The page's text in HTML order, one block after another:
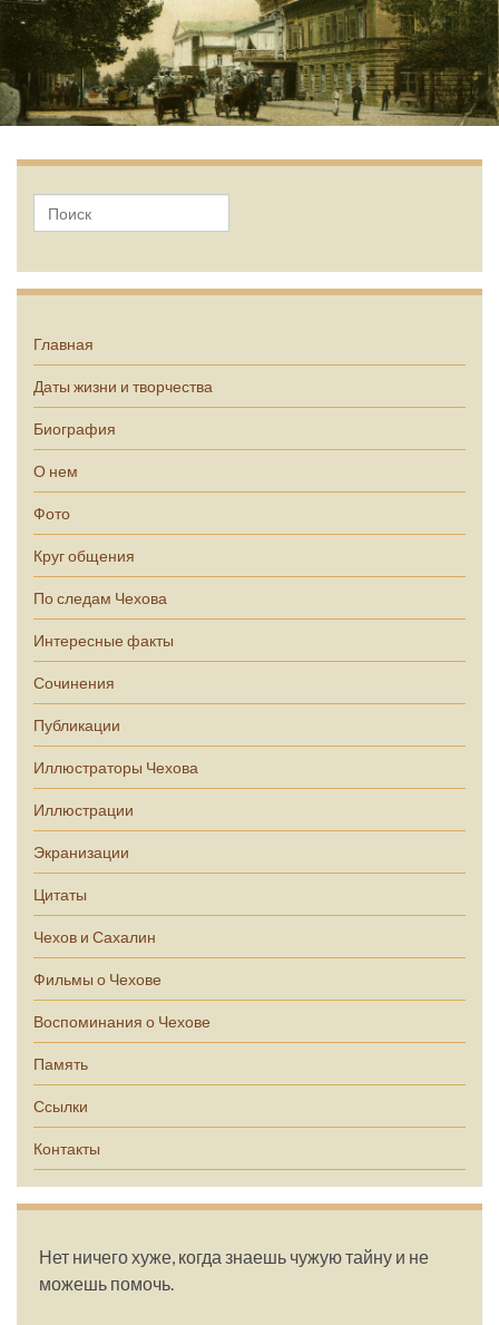
Главная
Даты жизни и творчества
Биография
О нем
Фото
Круг общения
По следам Чехова
Интересные факты
Сочинения
Публикации
Иллюстраторы Чехова
Иллюстрации
Экранизации
Цитаты
Чехов и Сахалин
Фильмы о Чехове
Воспоминания о Чехове
Память
Ссылки
Контакты
Нет ничего хуже, когда знаешь чужую тайну и не
можешь помочь.